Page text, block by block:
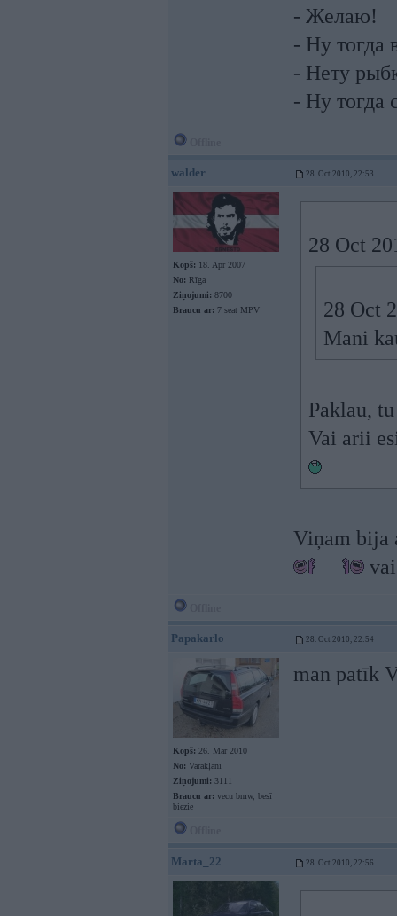
- Желаю!
- Ну тогда
- Нету
- Ну тогда
walder 28. Oct 2010, 22:53
Kopš: 18. Apr 2007
No: Rīga
Ziņojumi: 8700
Braucu ar: 7 seat MPV
28 Oct
28 Oct
Mani
Paklau,
Vai arii
Viņam bija
Papakarlo 28. Oct 2010, 22:54
Kopš: 26. Mar 2010
No: Varakļāni
Ziņojumi: 3111
Braucu ar: vecu bmw, besī
biezie
man patīk
Marta_22 28. Oct 2010, 22:56